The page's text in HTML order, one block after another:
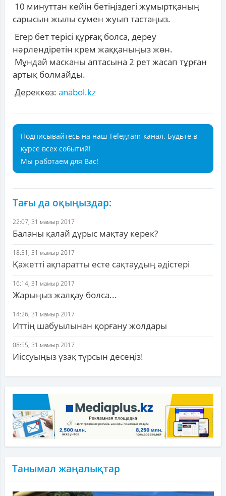
10 минуттан кейін бетіңіздегі жұмыртқаның
сарысын жылы сумен жуып тастаңыз.
Егер бет терісі құрғақ болса, дереу
нәрлендіретін крем жаққаныңыз жөн.
Мұндай масканы аптасына 2 рет жасап тұрған
артық болмайды.
Дереккөз: anabol.kz
Подписывайтесь на наш Telegram-канал. Будьте в
курсе всех событий!
Мы работаем для Вас!
Тағы да оқыңыздар:
22:07, 31 мамыр 2017
Баланы қалай дұрыс мақтау керек?
18:51, 31 мамыр 2017
Қажетті ақпаратты есте сақтаудың әдістері
16:14, 31 мамыр 2017
Жарыңыз жалқау болса...
14:26, 31 мамыр 2017
Иттің шабуылынан қорғану жолдары
08:55, 31 мамыр 2017
Иіссуыңыз ұзақ тұрсын десеңіз!
Танымал жаңалықтар